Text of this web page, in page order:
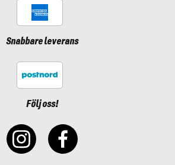
Snabbare leverans
Följ oss!